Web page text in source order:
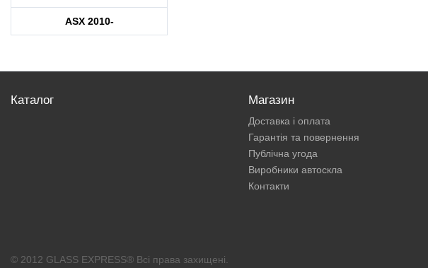
ASX 2010-
Каталог Магазин
Доставка і оплата
Гарантія та повернення
Публічна угода
Виробники автоскла
Контакти
© 2012 GLASS EXPRESS® Всі права захищені.